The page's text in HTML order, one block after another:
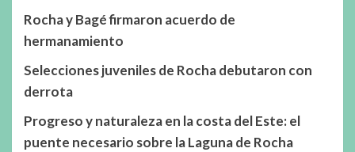
Rocha y Bagé firmaron acuerdo de
hermanamiento
Selecciones juveniles de Rocha debutaron con
derrota
Progreso y naturaleza en la costa del Este: el
puente necesario sobre la Laguna de Rocha